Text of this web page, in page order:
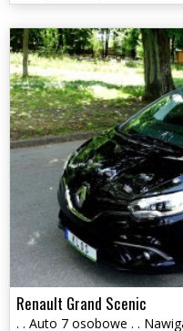
Renault Grand Scenic